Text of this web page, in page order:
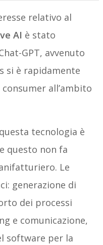
relativo al
AI è stato
GPT, avvenuto
si è rapidamente
all’ambito
tecnologia è
questo non fa
Le
generazione di
dei processi
e comunicazione,
software per la